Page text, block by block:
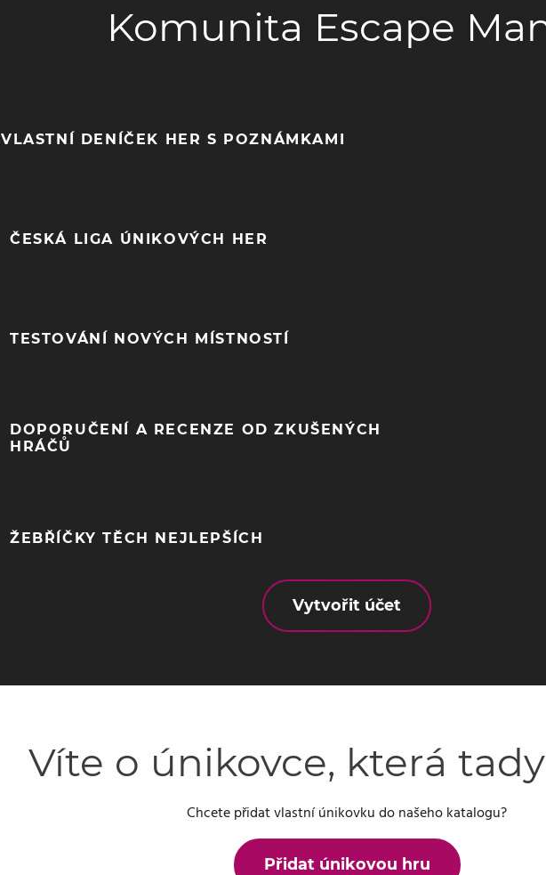
Komunita Escape
VLASTNÍ DENÍČEK HER S POZNÁMKAMI
ČESKÁ LIGA ÚNIKOVÝCH HER
TESTOVÁNÍ NOVÝCH MÍSTNOSTÍ
DOPORUČENÍ A RECENZE OD ZKUŠENÝCH
HRÁČŮ
ŽEBŘÍČKY TĚCH NEJLEPŠÍCH
Vytvořit účet
Víte o únikovce, která
Chcete přidat vlastní únikovku do našeho katalogu?
Přidat únikovou hru